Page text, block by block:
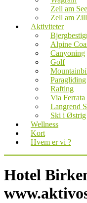
Zell am See
Zell am
Aktiviteter
Alpine
Canyoning
Golf
Paragliding
Rafting
Via Ferrata
Langrend
Ski i Østrig
Wellness
Kort
Hvem er vi ?
Hotel